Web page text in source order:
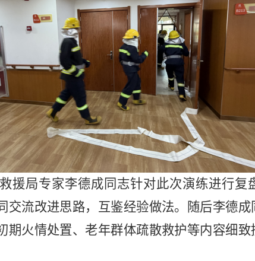
援局专家李德成同志针对此次演练进行复
交流改进思路，互鉴经验做法。随后李德
期火情处置、老年群体疏散救护等内容细